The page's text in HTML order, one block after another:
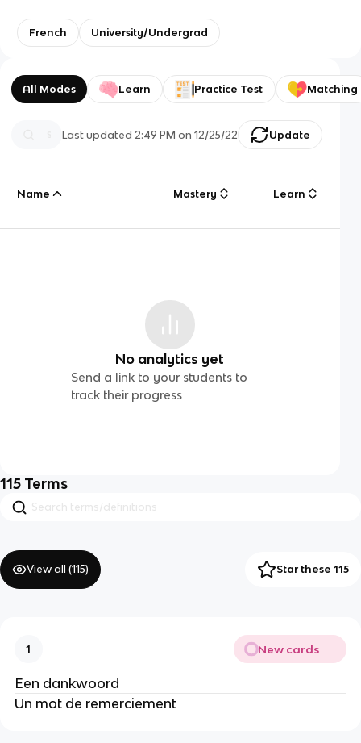
French University/Undergrad
All Modes Learn Practice Test Matching
Last updated 2:49 PM on 12/25/22 Update
Name Mastery Learn
No analytics yet
Send a link to your students to
track their progress
115 Terms
View all (115) Star these 115
1 New cards
Een dankwoord
Un mot de remerciement